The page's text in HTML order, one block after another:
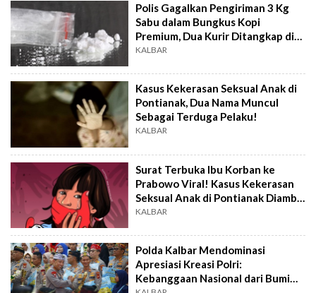
Polis Gagalkan Pengiriman 3 Kg
Sabu dalam Bungkus Kopi
Premium, Dua Kurir Ditangkap di
Pontianak
KALBAR
Kasus Kekerasan Seksual Anak di
Pontianak, Dua Nama Muncul
Sebagai Terduga Pelaku!
KALBAR
Surat Terbuka Ibu Korban ke
Prabowo Viral! Kasus Kekerasan
Seksual Anak di Pontianak Diambil
Alih Polda
KALBAR
Polda Kalbar Mendominasi
Apresiasi Kreasi Polri:
Kebanggaan Nasional dari Bumi